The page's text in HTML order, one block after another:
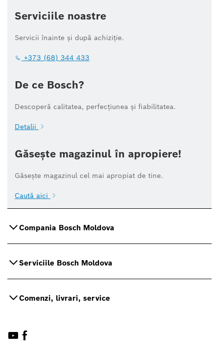
Serviciile noastre
Servicii înainte și după achiziție.
+373 (68) 344 433
De ce Bosch?
Descoperă calitatea, perfecțiunea și fiabilitatea.
Detalii
Găsește magazinul în apropiere!
Găsește magazinul cel mai apropiat de tine.
Caută aici
Compania Bosch Moldova
Serviciile Bosch Moldova
Comenzi, livrari, service